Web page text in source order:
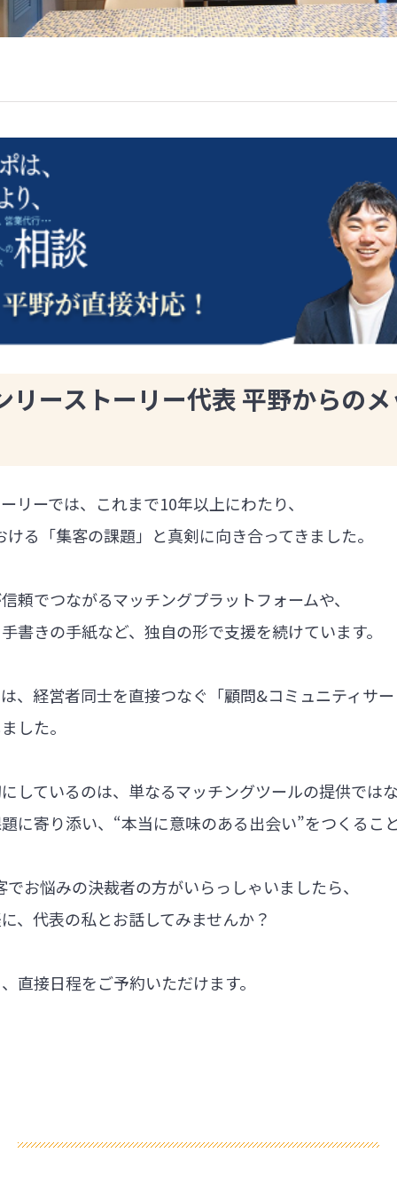
リーストーリー代表 平野からの
リーでは、これまで10年以上にわたり、
る「集客の課題」と真剣に向き合ってきました。
頼でつながるマッチングプラットフォームや、
書きの手紙など、独自の形で支援を続けています。
、経営者同士を直接つなぐ「顧問&コミュニティサ
した。
しているのは、単なるマッチングツールの提供では
に寄り添い、“本当に意味のある出会い”をつくるこ
お悩みの決裁者の方がいらっしゃいましたら、
、代表の私とお話してみませんか？
直接日程をご予約いただけます。